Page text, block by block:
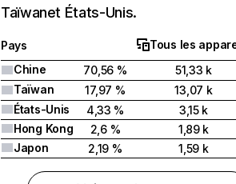
Taïwanet États-Unis.
Pays
Tous les
Chine
70,56 %
51,33 k
Taïwan
17,97 %
13,07 k
États-Unis
4,33 %
3,15 k
Hong Kong
2,6 %
1,89 k
Japon
2,19 % 1,59 k